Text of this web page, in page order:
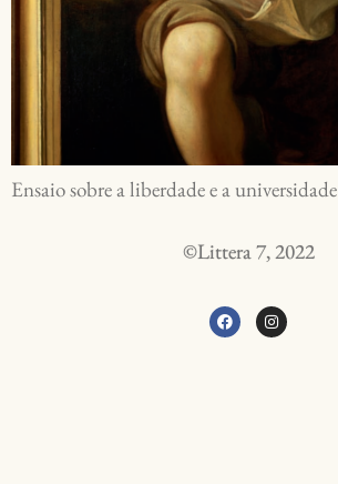
Ensaio sobre a liberdade e a universidade
©Littera 7, 2022